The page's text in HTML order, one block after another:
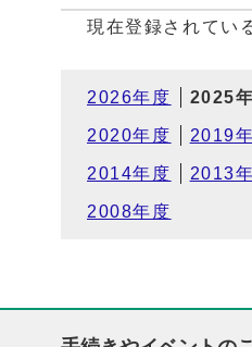
現在登録されてい
2026年度 2025
2020年度 2019
2014年度 2013
2008年度